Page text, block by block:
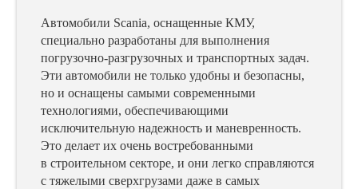
Автомобили Scania, оснащенные КМУ,
специально разработаны для выполнения
погрузочно-разгрузочных и транспортных задач.
Эти автомобили не только удобны и безопасны,
но и оснащены самыми современными
технологиями, обеспечивающими
исключительную надежность и маневренность.
Это делает их очень востребованными
в строительном секторе, и они легко справляются
с тяжелыми сверхгрузами даже в самых